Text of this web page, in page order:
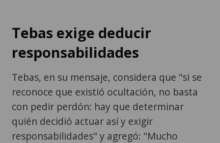
Tebas exige deducir
responsabilidades
Tebas, en su mensaje, considera que "si se
reconoce que existió ocultación, no basta
con pedir perdón: hay que determinar
quién decidió actuar así y exigir
responsabilidades" y agregó: "Mucho